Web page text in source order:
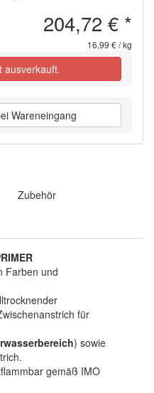
204,72 € *
16,99 € / kg
ausverkauft.
Wareneingang
Zubehör
Farben und
für
) sowie
gemäß IMO